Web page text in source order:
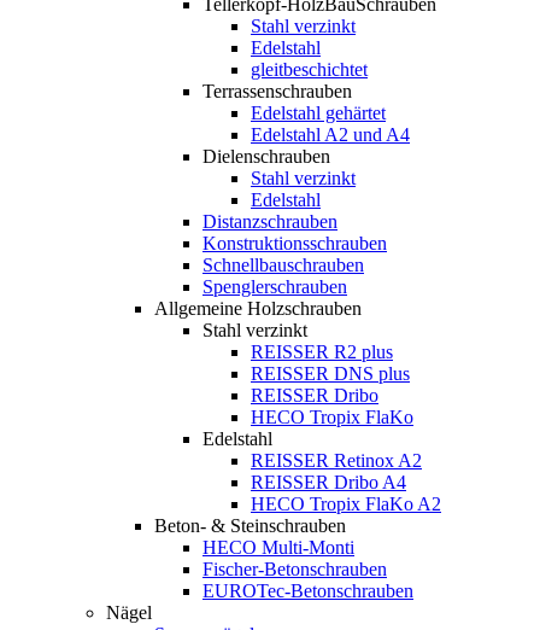
Tellerkopf-HolzBauSchrauben
Stahl verzinkt
Edelstahl
gleitbeschichtet
Terrassenschrauben
Edelstahl gehärtet
Edelstahl A2 und A4
Dielenschrauben
Stahl verzinkt
Edelstahl
Distanzschrauben
Konstruktionsschrauben
Schnellbauschrauben
Spenglerschrauben
Allgemeine Holzschrauben
Stahl verzinkt
REISSER R2 plus
REISSER DNS plus
REISSER Dribo
HECO Tropix FlaKo
Edelstahl
REISSER Retinox A2
REISSER Dribo A4
HECO Tropix FlaKo A2
Beton- & Steinschrauben
HECO Multi-Monti
Fischer-Betonschrauben
EUROTec-Betonschrauben
Nägel